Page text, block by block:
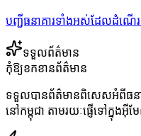
បញ្ជីធនាគារទាំងអស់ដែលដំណើរ
ទទួលព័ត៌មាន
កុំឱ្យខកខានព័ត៌មាន
ទទួលបានព័ត៌មានពិសេសអំពីធន
នៅកម្ពុជា តាមរយៈផ្ញើទៅក្នុងអ៊ី